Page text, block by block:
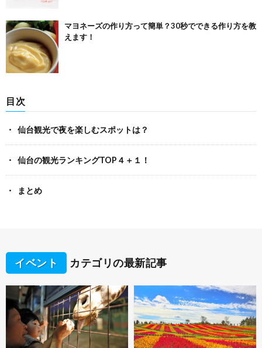
マヨネーズの作り方って簡単？30秒でできる作り方を教
えます！
目次
仙台観光で夜を楽しむスポットは？
仙台の観光ランキングTOP４＋１！
まとめ
イベント カテゴリの最新記事